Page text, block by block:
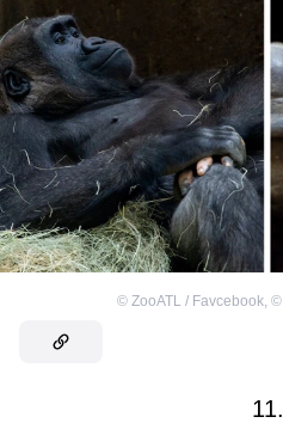
© ZooATL / Favcebook ©
11.